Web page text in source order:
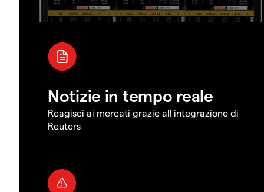
Notizie in tempo reale
Reagisci ai mercati grazie all'integrazione di
Reuters